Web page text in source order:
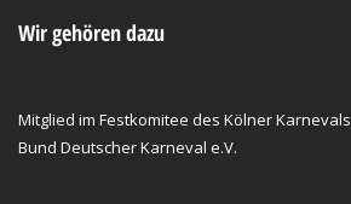
Wir gehören dazu
Mitglied im Festkomitee des Kölner Karnevals
Bund Deutscher Karneval e.V.